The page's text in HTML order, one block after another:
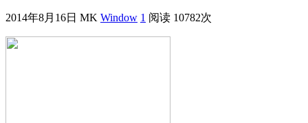
2014年8月16日 MK Window 1 阅读 10782次